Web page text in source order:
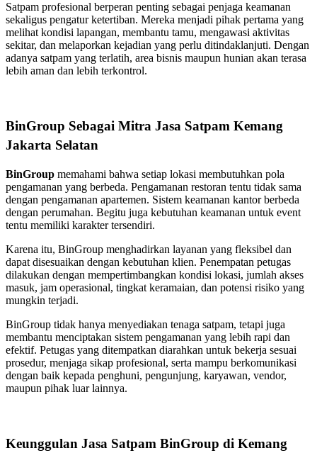
Satpam profesional berperan penting sebagai penjaga keamanan
sekaligus pengatur ketertiban. Mereka menjadi pihak pertama yang
melihat kondisi lapangan, membantu tamu, mengawasi aktivitas
sekitar, dan melaporkan kejadian yang perlu ditindaklanjuti. Dengan
adanya satpam yang terlatih, area bisnis maupun hunian akan terasa
lebih aman dan lebih terkontrol.
BinGroup Sebagai Mitra Jasa Satpam Kemang
Jakarta Selatan
BinGroup memahami bahwa setiap lokasi membutuhkan pola
pengamanan yang berbeda. Pengamanan restoran tentu tidak sama
dengan pengamanan apartemen. Sistem keamanan kantor berbeda
dengan perumahan. Begitu juga kebutuhan keamanan untuk event
tentu memiliki karakter tersendiri.
Karena itu, BinGroup menghadirkan layanan yang fleksibel dan
dapat disesuaikan dengan kebutuhan klien. Penempatan petugas
dilakukan dengan mempertimbangkan kondisi lokasi, jumlah akses
masuk, jam operasional, tingkat keramaian, dan potensi risiko yang
mungkin terjadi.
BinGroup tidak hanya menyediakan tenaga satpam, tetapi juga
membantu menciptakan sistem pengamanan yang lebih rapi dan
efektif. Petugas yang ditempatkan diarahkan untuk bekerja sesuai
prosedur, menjaga sikap profesional, serta mampu berkomunikasi
dengan baik kepada penghuni, pengunjung, karyawan, vendor,
maupun pihak luar lainnya.
Keunggulan Jasa Satpam BinGroup di Kemang